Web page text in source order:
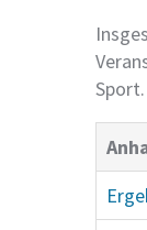
Sport.